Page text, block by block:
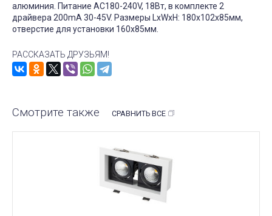
алюминия. Питание AC180-240V, 18Вт, в комплекте 2
драйвера 200mA 30-45V. Размеры LxWxH: 180х102x85мм,
отверстие для установки 160x85мм.
РАССКАЗАТЬ ДРУЗЬЯМ!
Смотрите также СРАВНИТЬ ВСЕ